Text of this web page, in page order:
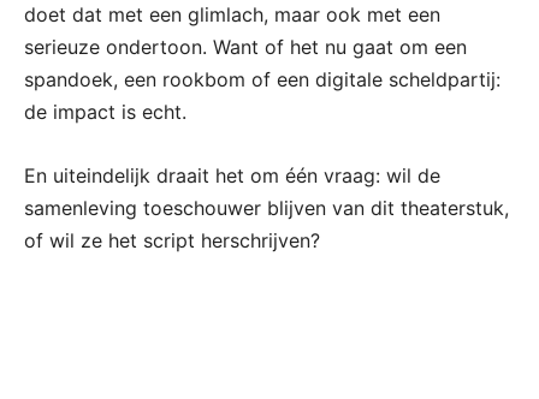
doet dat met een glimlach, maar ook met een
serieuze ondertoon. Want of het nu gaat om een
spandoek, een rookbom of een digitale scheldpartij:
de impact is echt.
En uiteindelijk draait het om één vraag: wil de
samenleving toeschouwer blijven van dit theaterstuk,
of wil ze het script herschrijven?